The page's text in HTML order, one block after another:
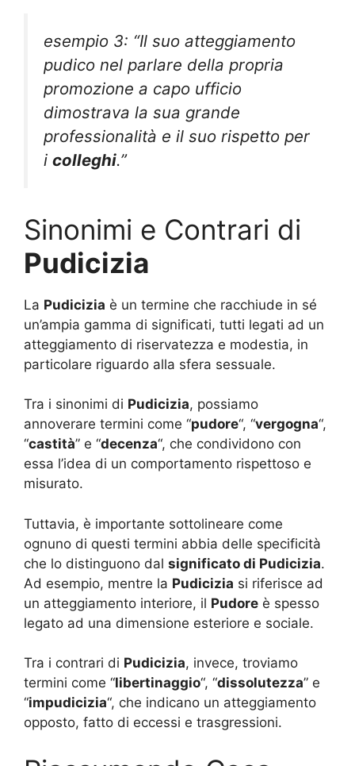
esempio 3: “Il suo atteggiamento
pudico nel parlare della propria
promozione a capo ufficio
dimostrava la sua grande
professionalità e il suo rispetto per
i colleghi.”
Sinonimi e Contrari di
Pudicizia
La Pudicizia è un termine che racchiude in sé
un’ampia gamma di significati, tutti legati ad un
atteggiamento di riservatezza e modestia, in
particolare riguardo alla sfera sessuale.
Tra i sinonimi di Pudicizia, possiamo
annoverare termini come “pudore“, “vergogna“,
“castità” e “decenza“, che condividono con
essa l’idea di un comportamento rispettoso e
misurato.
Tuttavia, è importante sottolineare come
ognuno di questi termini abbia delle specificità
che lo distinguono dal significato di Pudicizia.
Ad esempio, mentre la Pudicizia si riferisce ad
un atteggiamento interiore, il Pudore è spesso
legato ad una dimensione esteriore e sociale.
Tra i contrari di Pudicizia, invece, troviamo
termini come “libertinaggio“, “dissolutezza” e
“impudicizia“, che indicano un atteggiamento
opposto, fatto di eccessi e trasgressioni.